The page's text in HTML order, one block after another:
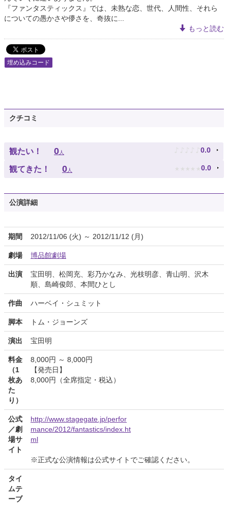
『ファンタスティックス』では、未熟な恋、世代、人間性、それら
についての愚かさや儚さを、奇抜に...
もっと読む
埋め込みコード
クチコミ
観たい！ 0人 ♪ ♪ ♪ ♪ ♪ 0.0
観てきた！ 0人 ★ ★ ★ ★ ★ 0.0
公演詳細
期間 2012/11/06 (火) ～ 2012/11/12 (月)
劇場 博品館劇場
出演
宝田明、松岡充、彩乃かなみ、光枝明彦、青山明、沢木
順、島崎俊郎、本間ひとし
作曲 ハーベイ・シュミット
脚本 トム・ジョーンズ
演出 宝田明
料金
（1
枚あ
た
り）
8,000円 ～ 8,000円
【発売日】
8,000円（全席指定・税込）
公式
／劇
場サ
イト
http://www.stagegate.jp/perfor
mance/2012/fantastics/index.ht
ml
※正式な公演情報は公式サイトでご確認ください。
タイ
ムテ
ーブ